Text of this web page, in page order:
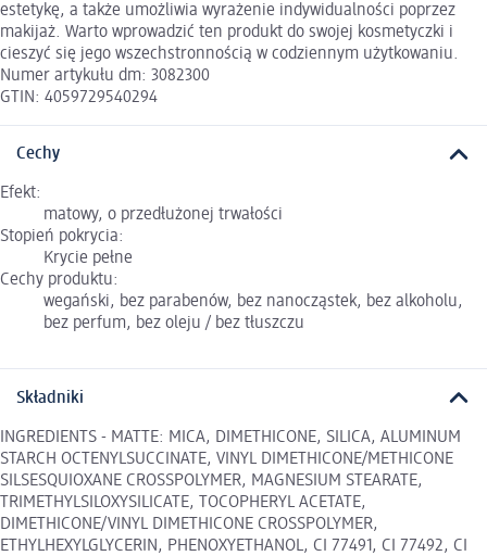
estetykę, a także umożliwia wyrażenie indywidualności poprzez
makijaż. Warto wprowadzić ten produkt do swojej kosmetyczki i
cieszyć się jego wszechstronnością w codziennym użytkowaniu.
Numer artykułu dm: 3082300
GTIN: 4059729540294
Cechy
Efekt:
matowy, o przedłużonej trwałości
Stopień pokrycia:
Krycie pełne
Cechy produktu:
wegański, bez parabenów, bez nanocząstek, bez alkoholu,
bez perfum, bez oleju / bez tłuszczu
Składniki
INGREDIENTS - MATTE: MICA, DIMETHICONE, SILICA, ALUMINUM
STARCH OCTENYLSUCCINATE, VINYL DIMETHICONE/METHICONE
SILSESQUIOXANE CROSSPOLYMER, MAGNESIUM STEARATE,
TRIMETHYLSILOXYSILICATE, TOCOPHERYL ACETATE,
DIMETHICONE/VINYL DIMETHICONE CROSSPOLYMER,
ETHYLHEXYLGLYCERIN, PHENOXYETHANOL, CI 77491, CI 77492, CI